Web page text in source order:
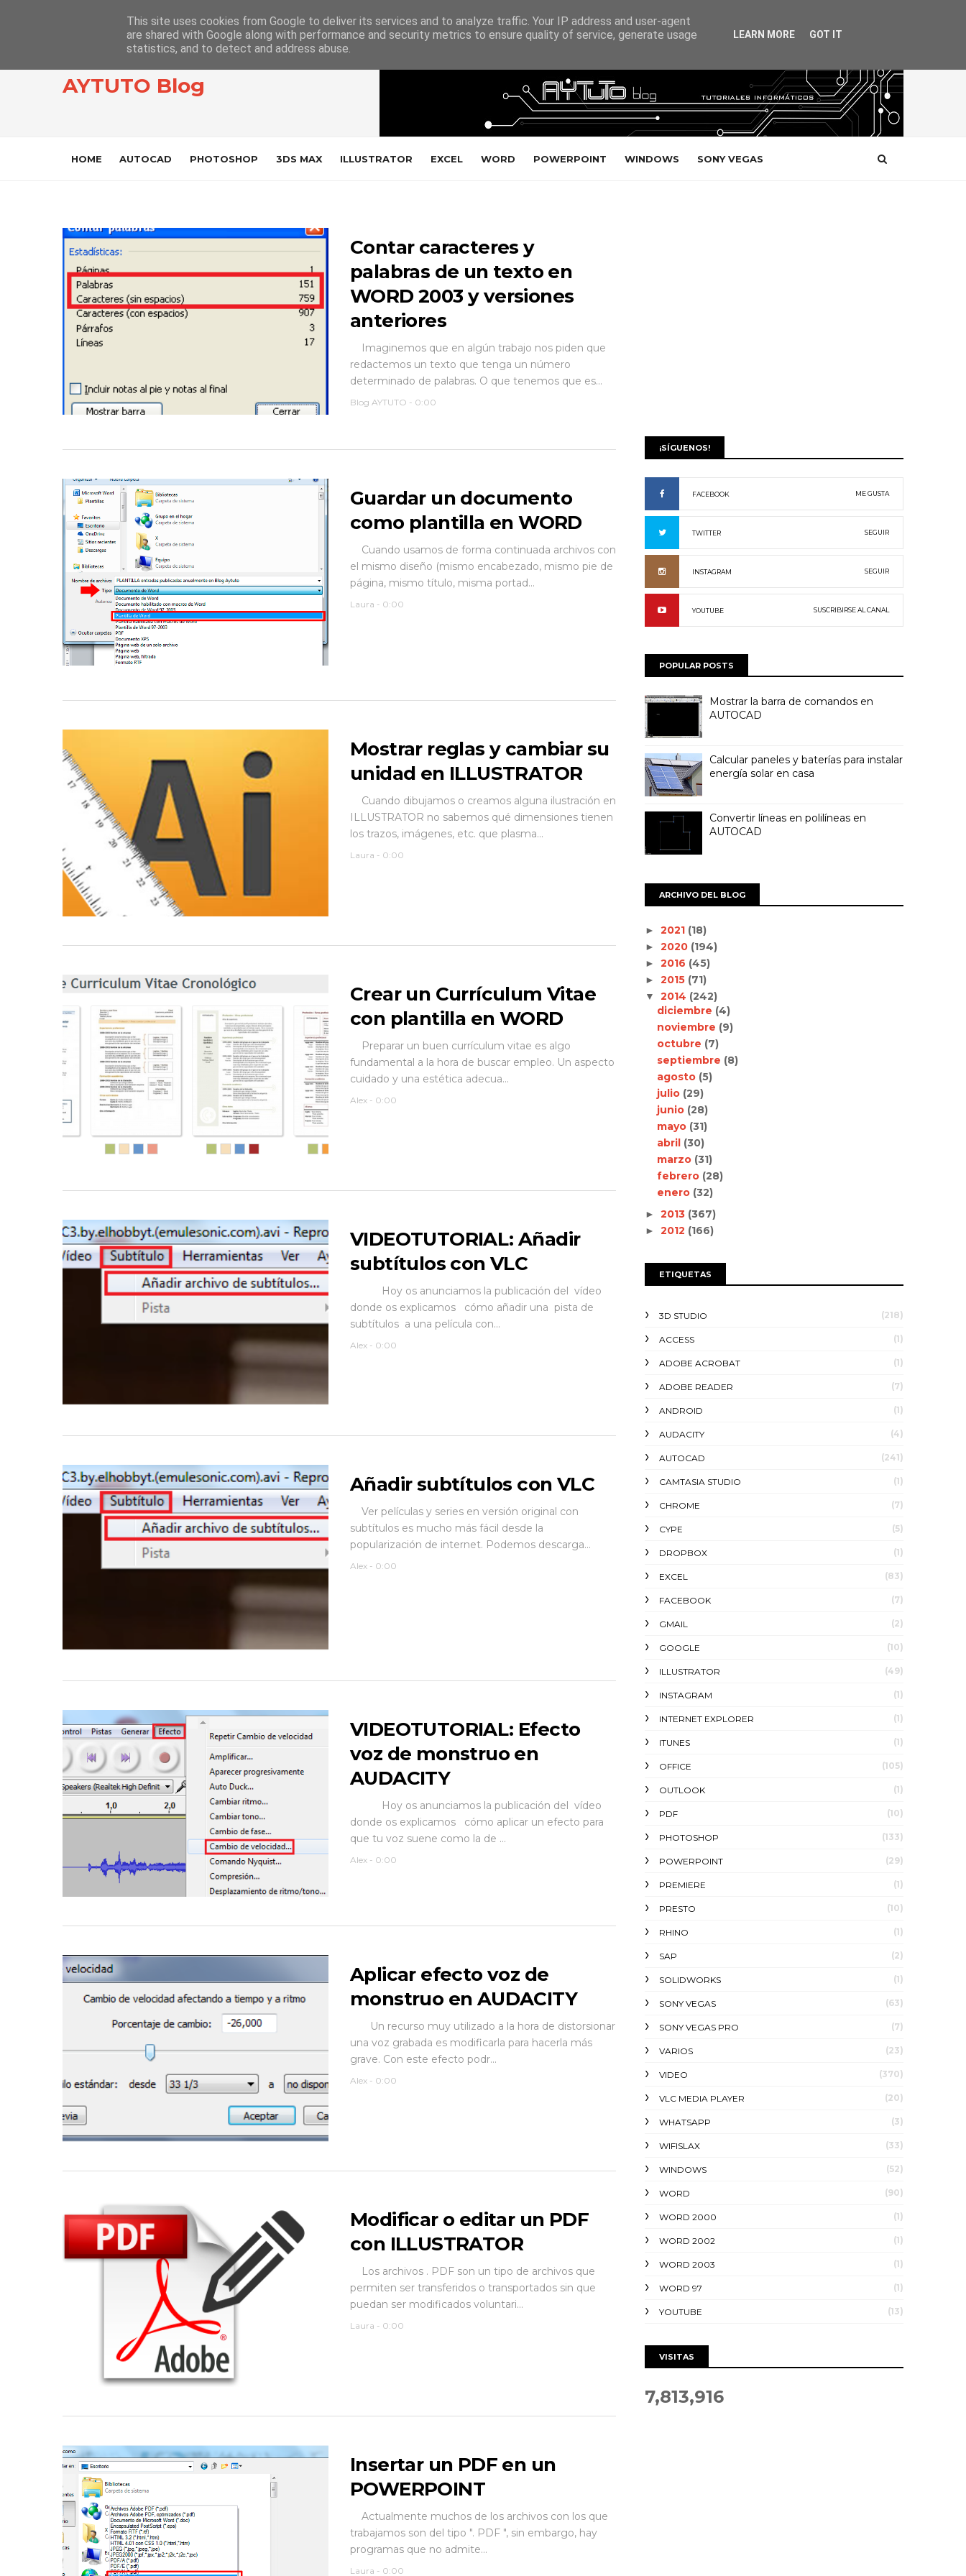
AYTUTO Blog
HOME AUTOCAD PHOTOSHOP 3DS MAX ILLUSTRATOR EXCEL WORD POWERPOINT WINDOWS SONY VEGAS
Contar caracteres y
palabras de un texto en
WORD 2003 y versiones
anteriores
Imaginemos que en algún trabajo nos piden que
redactemos un texto que tenga un número
determinado de palabras. O que tenemos que es...
Blog AYTUTO - 0:00
Guardar un documento
como plantilla en WORD
Cuando usamos de forma continuada archivos con
el mismo diseño (mismo encabezado, mismo pie de
página, mismo título, misma portad...
Laura - 0:00
Mostrar reglas y cambiar su
unidad en ILLUSTRATOR
Cuando dibujamos o creamos alguna ilustración en
ILLUSTRATOR no sabemos qué dimensiones tienen
los trazos, imágenes, etc. que plasma...
Laura - 0:00
Crear un Currículum Vitae
con plantilla en WORD
Preparar un buen currículum vitae es algo
fundamental a la hora de buscar empleo. Un aspecto
cuidado y una estética adecua...
Alex - 0:00
VIDEOTUTORIAL: Añadir
subtítulos con VLC
Hoy os anunciamos la publicación del vídeo
donde os explicamos cómo añadir una pista de
subtítulos a una película con...
Alex - 0:00
Añadir subtítulos con VLC
Ver películas y series en versión original con
subtítulos es mucho más fácil desde la
popularización de internet. Podemos descarga...
Alex - 0:00
VIDEOTUTORIAL: Efecto
voz de monstruo en
AUDACITY
Hoy os anunciamos la publicación del vídeo
donde os explicamos cómo aplicar un efecto para
que tu voz suene como la de ...
Alex - 0:00
Aplicar efecto voz de
monstruo en AUDACITY
Un recurso muy utilizado a la hora de distorsionar
una voz grabada es modificarla para hacerla más
grave. Con este efecto podr...
Alex - 0:00
Modificar o editar un PDF
con ILLUSTRATOR
Los archivos . PDF son un tipo de archivos que
permiten ser transferidos o transportados sin que
puedan ser modificados voluntari...
Laura - 0:00
Insertar un PDF en un
POWERPOINT
Actualmente muchos de los archivos con los que
trabajamos son del tipo ". PDF ", sin embargo, hay
programas que no admite...
Laura - 0:00
¡SÍGUENOS!
FACEBOOK ME GUSTA
TWITTER SEGUIR
INSTAGRAM SEGUIR
YOUTUBE SUSCRIBIRSE AL CANAL
POPULAR POSTS
Mostrar la barra de comandos en
AUTOCAD
Calcular paneles y baterías para instalar
energía solar en casa
Convertir líneas en polilíneas en
AUTOCAD
ARCHIVO DEL BLOG
► 2021 (18)
► 2020 (194)
► 2016 (45)
► 2015 (71)
▼ 2014 (242)
diciembre (4)
noviembre (9)
octubre (7)
septiembre (8)
agosto (5)
julio (29)
junio (28)
mayo (31)
abril (30)
marzo (31)
febrero (28)
enero (32)
► 2013 (367)
► 2012 (166)
ETIQUETAS
3D STUDIO (218)
ACCESS (1)
ADOBE ACROBAT (1)
ADOBE READER (7)
ANDROID (1)
AUDACITY (4)
AUTOCAD (241)
CAMTASIA STUDIO (1)
CHROME (7)
CYPE (5)
DROPBOX (1)
EXCEL (83)
FACEBOOK (7)
GMAIL (2)
GOOGLE (10)
ILLUSTRATOR (49)
INSTAGRAM (1)
INTERNET EXPLORER (1)
ITUNES (1)
OFFICE (105)
OUTLOOK (1)
PDF (10)
PHOTOSHOP (133)
POWERPOINT (29)
PREMIERE (1)
PRESTO (10)
RHINO (1)
SAP (2)
SOLIDWORKS (1)
SONY VEGAS (63)
SONY VEGAS PRO (7)
VARIOS (23)
VIDEO (370)
VLC MEDIA PLAYER (20)
WHATSAPP (3)
WIFISLAX (33)
WINDOWS (52)
WORD (90)
WORD 2000 (1)
WORD 2002 (1)
WORD 2003 (1)
WORD 97 (1)
YOUTUBE (13)
VISITAS
7,813,916
This site uses cookies from Google to deliver its services and to analyze traffic. Your IP address and user-agent
are shared with Google along with performance and security metrics to ensure quality of service, generate usage
statistics, and to detect and address abuse.
LEARN MORE GOT IT